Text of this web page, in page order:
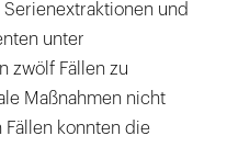
und
unter
zwölf Fällen zu
Maßnahmen nicht
Fällen konnten die